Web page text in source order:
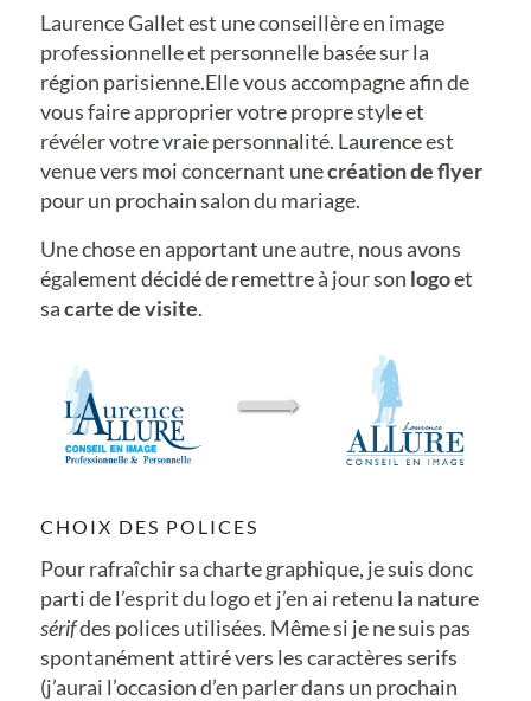
Laurence Gallet est une conseillère en image
professionnelle et personnelle basée sur la
région parisienne.Elle vous accompagne afin de
vous faire approprier votre propre style et
révéler votre vraie personnalité. Laurence est
venue vers moi concernant unecréation de flyer
pour un prochain salon du mariage.
Une chose en apportant une autre, nous avons
également décidé de remettre à jour son logoet
sacarte de visite.
CHOIX DES POLICES
Pour rafraîchir sa charte graphique, je suis donc
parti de l’esprit du logo et j’en ai retenu la nature
sérifdes polices utilisées. Même si je ne suis pas
spontanément attiré vers les caractères serifs
(j’aurai l’occasion d’en parler dans un prochain